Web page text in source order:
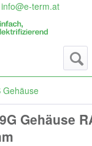
info@e-term.at
Gehäuse
Gehäuse